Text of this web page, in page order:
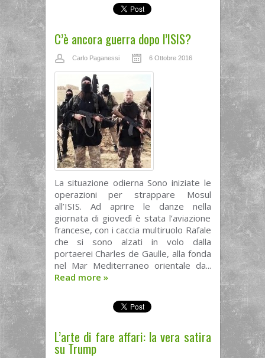
C’è ancora guerra dopo l’ISIS?
Carlo Paganessi 6 Ottobre 2016
La situazione odierna Sono iniziate le
operazioni per strappare Mosul
all’ISIS. Ad aprire le danze nella
giornata di giovedì è stata l’aviazione
francese, con i caccia multiruolo Rafale
che si sono alzati in volo dalla
portaerei Charles de Gaulle, alla fonda
nel Mar Mediterraneo orientale da...
Read more »
L’arte di fare affari: la vera satira
su Trump